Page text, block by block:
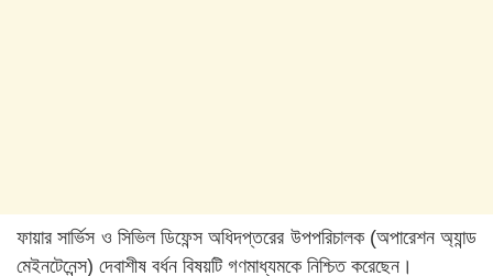
ফায়ার সার্ভিস ও সিভিল ডিফেন্স অধিদপ্তরের উপপরিচালক (অপারেশন অ্যান্ড
মেইনটেনেন্স) দেবাশীষ বর্ধন বিষয়টি গণমাধ্যমকে নিশ্চিত করেছেন।